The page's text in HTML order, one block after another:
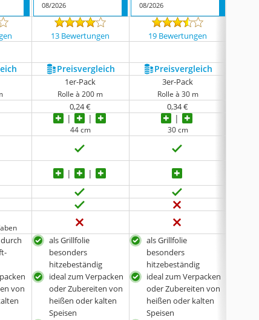
08/2026
08/2026
13 Bewertungen 19 Bewertungen
Preis­vergleich Preis­vergleich
1er-Pack
Rolle à 200 m
3er-Pack
Rolle à 30 m
0,24 €
0,34 €
44 cm 30 cm
von
als Grillfolie
besonders
hitzebeständig
ideal zum Verpacken
oder Zubereiten von
heißen oder kalten
Speisen
als Grillfolie
besonders
hitzebeständig
ideal zum Verpacken
oder Zubereiten von
heißen oder kalten
Speisen